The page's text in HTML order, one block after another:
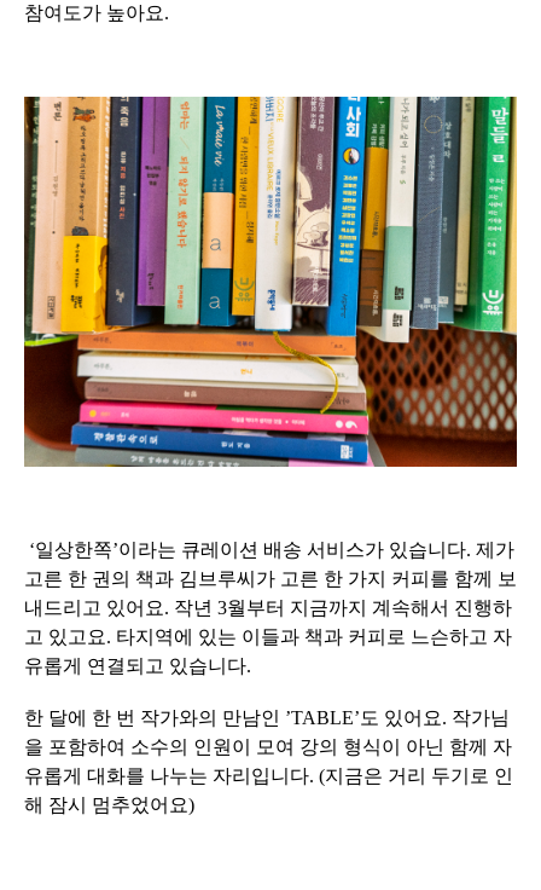
참여도가 높아요.
‘일상한쪽’이라는 큐레이션 배송 서비스가 있습니다. 제가
고른 한 권의 책과 김브루씨가 고른 한 가지 커피를 함께 보
내드리고 있어요. 작년 3월부터 지금까지 계속해서 진행하
고 있고요. 타지역에 있는 이들과 책과 커피로 느슨하고 자
유롭게 연결되고 있습니다.
한 달에 한 번 작가와의 만남인 ’TABLE’도 있어요. 작가님
을 포함하여 소수의 인원이 모여 강의 형식이 아닌 함께 자
유롭게 대화를 나누는 자리입니다. (지금은 거리 두기로 인
해 잠시 멈추었어요)